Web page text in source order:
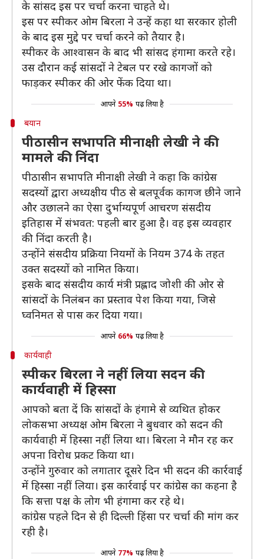
के सांसद इस पर चर्चा करना चाहते थे।
इस पर स्पीकर ओम बिरला ने उन्हें कहा था सरकार होली
के बाद इस मुद्दे पर चर्चा करने को तैयार है।
स्पीकर के आश्वासन के बाद भी सांसद हंगामा करते रहे।
उस दौरान कई सांसदों ने टेबल पर रखे कागजों को
फाड़कर स्पीकर की ओर फेंक दिया था।
आपने 55% पढ़ लिया है
बयान
पीठासीन सभापति मीनाक्षी लेखी ने की
मामले की निंदा
पीठासीन सभापति मीनाक्षी लेखी ने कहा कि कांग्रेस
सदस्यों द्वारा अध्यक्षीय पीठ से बलपूर्वक कागज छीने जाने
और उछालने का ऐसा दुर्भाग्यपूर्ण आचरण संसदीय
इतिहास में संभवत: पहली बार हुआ है। वह इस व्यवहार
की निंदा करती है।
उन्होंने संसदीय प्रक्रिया नियमों के नियम 374 के तहत
उक्त सदस्यों को नामित किया।
इसके बाद संसदीय कार्य मंत्री प्रह्लाद जोशी की ओर से
सांसदों के निलंबन का प्रस्ताव पेश किया गया, जिसे
घ्वनिमत से पास कर दिया गया।
आपने 66% पढ़ लिया है
कार्यवाही
स्पीकर बिरला ने नहीं लिया सदन की
कार्यवाही में हिस्सा
आपको बता दें कि सांसदों के हंगामे से व्यथित होकर
लोकसभा अध्यक्ष ओम बिरला ने बुधवार को सदन की
कार्यवाही में हिस्सा नहीं लिया था। बिरला ने मौन रह कर
अपना विरोध प्रकट किया था।
उन्होंने गुरुवार को लगातार दूसरे दिन भी सदन की कार्रवाई
में हिस्सा नहीं लिया। इस कार्रवाई पर कांग्रेस का कहना है
कि सत्ता पक्ष के लोग भी हंगामा कर रहे थे।
कांग्रेस पहले दिन से ही दिल्ली हिंसा पर चर्चा की मांग कर
रही है।
आपने 77% पढ़ लिया है